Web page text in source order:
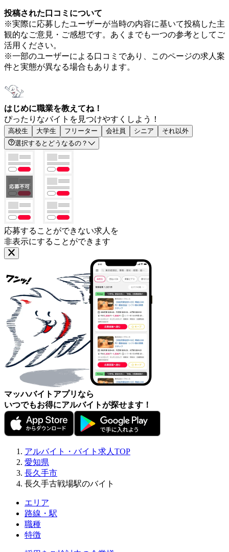
投稿された口コミについて
※実際に応募したユーザーが当時の内容に基いて投稿した主
観的なご意見・ご感想です。あくまでも一つの参考としてご
活用ください。
※一部のユーザーによる口コミであり、このページの求人案
件と実態が異なる場合もあります。
はじめに職業を教えてね！
ぴったりなバイトを見つけやすくしよう！
高校生 大学生 フリーター 会社員 シニア
それ以外
選択するとどうなるの？
応募することができない求人を
非表示にすることができます
マッハバイトアプリなら
いつでもお得にアルバイトが探せます！
アルバイト・バイト求人TOP
愛知県
長久手市
長久手古戦場駅のバイト
エリア
路線・駅
職種
特徴